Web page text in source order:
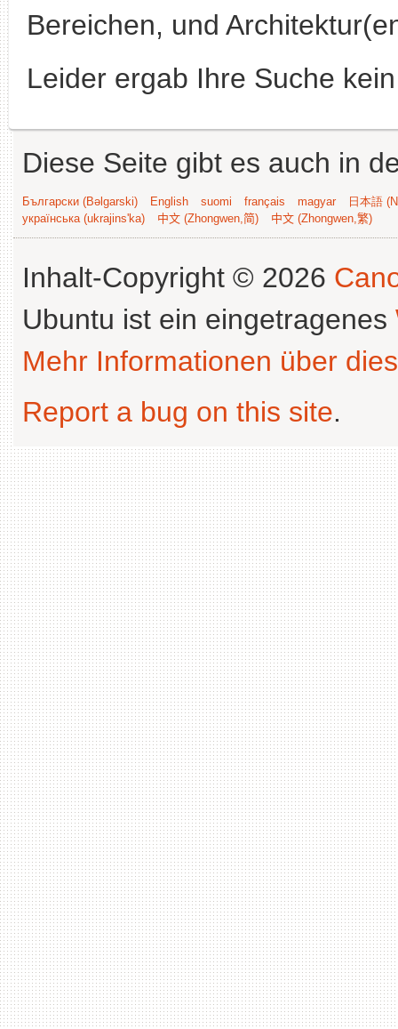
Bereichen, und
Leider ergab Ihre Suche
Diese Seite gibt es auch in
Български (Bəlgarski) English suomi français magyar
日本語
українська (ukrajins'ka)
中文 (Zhongwen,简) 中文 (Zhongwen,繁)
Inhalt-Copyright © 2026
Ubuntu ist ein eingetragenes
Mehr Informationen über
Report a bug on this site.